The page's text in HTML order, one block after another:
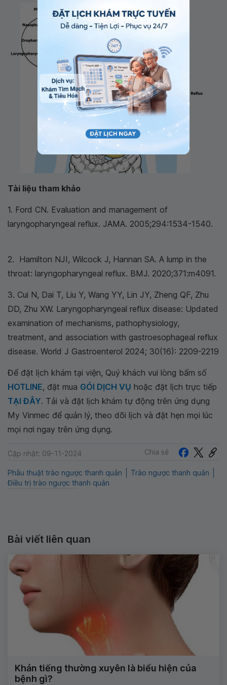
Tài liệu tham khảo
1. Ford CN. Evaluation and management of
laryngopharyngeal reflux. JAMA. 2005;294:1534-1540.
2. Hamilton NJI, Wilcock J, Hannan SA. A lump in the
throat: laryngopharyngeal reflux. BMJ. 2020;371:m4091.
3. Cui N, Dai T, Liu Y, Wang YY, Lin JY, Zheng QF, Zhu
DD, Zhu XW. Laryngopharyngeal reflux disease: Updated
examination of mechanisms, pathophysiology,
treatment, and association with gastroesophageal reflux
disease. World J Gastroenterol 2024; 30(16): 2209-2219
Để đặt lịch khám tại viện, Quý khách vui lòng bấm số
HOTLINE, đặt mua GÓI DỊCH VỤ hoặc đặt lịch trực tiếp
TẠI ĐÂY. Tải và đặt lịch khám tự động trên ứng dụng
My Vinmec để quản lý, theo dõi lịch và đặt hẹn mọi lúc
mọi nơi ngay trên ứng dụng.
Cập nhật: 09-11-2024 Chia sẻ
Phẫu thuật trào ngược thanh quản
Trào ngược thanh quản
Điều trị trào ngược thanh quản
Bài viết liên quan
Khản tiếng thường xuyên là biểu hiện của
bệnh gì?